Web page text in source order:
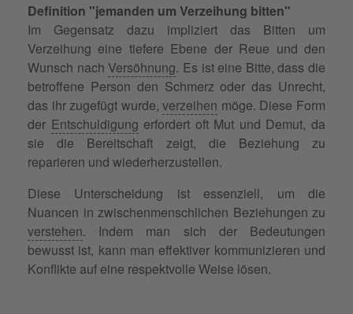
Definition "jemanden um Verzeihung bitten"
Im Gegensatz dazu impliziert das Bitten um
Verzeihung eine tiefere Ebene der Reue und den
Wunsch nach Versöhnung. Es ist eine Bitte, dass die
betroffene Person den Schmerz oder das Unrecht,
das ihr zugefügt wurde,verzeihen möge. Diese Form
der Entschuldigung erfordert oft Mut und Demut, da
sie die Bereitschaft zeigt, die Beziehung zu
reparieren und wiederherzustellen.
Diese Unterscheidung ist essenziell, um die
Nuancen in zwischenmenschlichen Beziehungen zu
verstehen. Indem man sich der Bedeutungen
bewusst ist, kann man effektiver kommunizieren und
Konflikte auf eine respektvolle Weise lösen.